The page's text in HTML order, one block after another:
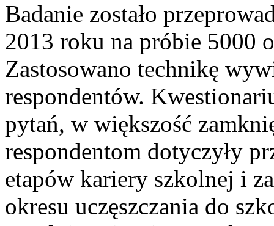
Badanie zostało
2013 roku na próbie 5000
Zastosowano technikę
respondentów.
pytań, w większość
respondentom dotyczyły
etapów kariery szkolnej i
okresu uczęszczania do